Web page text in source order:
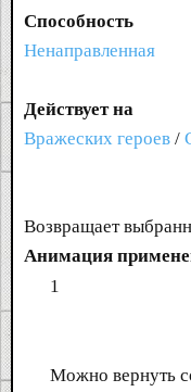
Способность
Ненаправленная
Действует на
Вражеских героев /
Возвращает
Анимация
1
Можно вернуть